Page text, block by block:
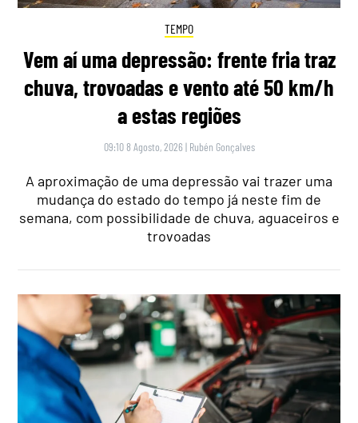
TEMPO
Vem aí uma depressão: frente fria traz
chuva, trovoadas e vento até 50 km/h
a estas regiões
09:10 8 Agosto, 2026 | Rubén Gonçalves
A aproximação de uma depressão vai trazer uma
mudança do estado do tempo já neste fim de
semana, com possibilidade de chuva, aguaceiros e
trovoadas